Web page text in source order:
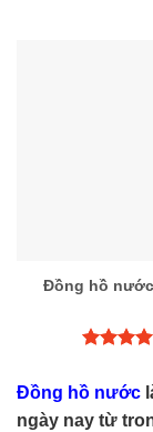
Đồng hồ
hạng
5 sao
Đồng hồ nước
ngày nay từ